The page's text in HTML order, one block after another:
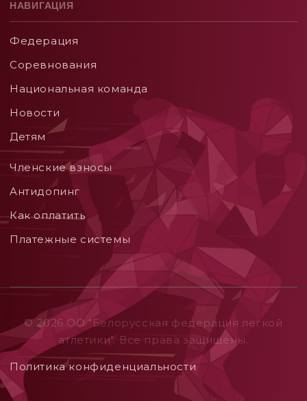
НАВИГАЦИЯ
Федерация
Соревнования
Национальная команда
Новости
Детям
Членские взносы
Aнтидопинг
Как оплатить
Платежные системы
© 2026 ОO "Белорусская федерация легкой
атлетики". Все права защищены.
Политика конфиденциальности